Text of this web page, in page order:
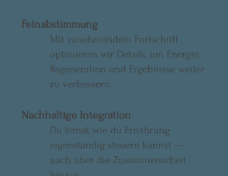
Feinabstimmung
Mit zunehmendem Fortschritt
optimieren wir Details, um Energie,
Regeneration und Ergebnisse weiter
zu verbessern.
Nachhaltige Integration
Du lernst, wie du Ernährung
eigenständig steuern kannst —
auch über die Zusammenarbeit